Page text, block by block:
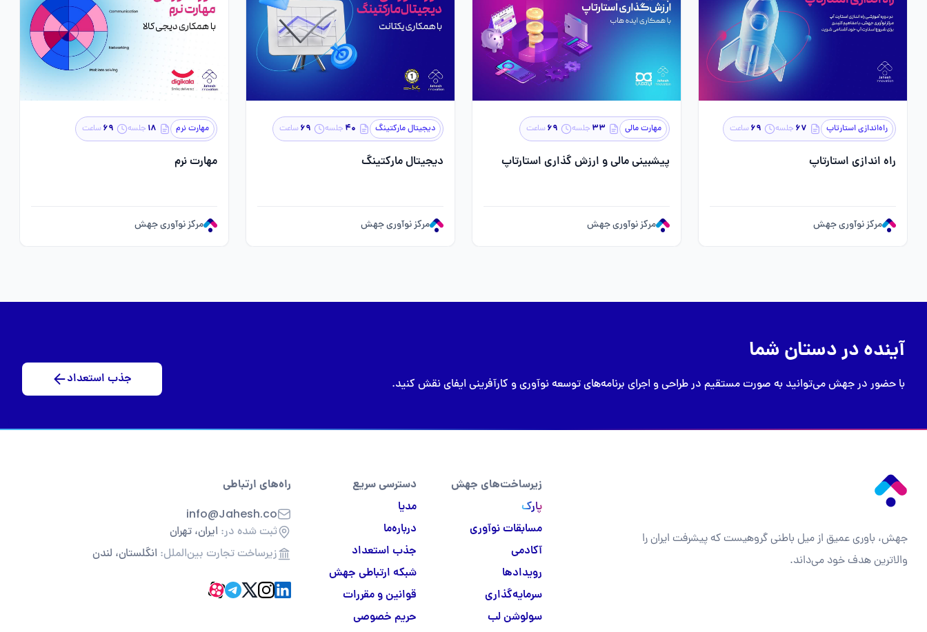
راه‌اندازی استارتاپ ۶۷ جلسه ۶۹ساعت
راه اندازی استارتاپ
مرکز نوآوری جهش
مهارت مالی ۳۳ جلسه ۶۹ساعت
پیشبینی مالی و ارزش گذاری استارتاپ
مرکز نوآوری جهش
دیجیتال مارکتینگ ۴۰ جلسه ۶۹ساعت
دیجیتال مارکتینگ
مرکز نوآوری جهش
مهارت نرم ۱۸ جلسه ۶۹ساعت
مهارت نرم
مرکز نوآوری جهش
آینده در دستان شما
با حضور در جهش می‌توانید به صورت مستقیم در طراحی و اجرای برنامه‌های توسعه نوآوری و کارآفرینی ایفای نقش کنید. جذب استعداد
جهش، باوری عمیق از میل باطنی گروهیست که پیشرفت ایران را
والاترین هدف خود می‌داند.
زیرساخت‌های جهش
پارک
مسابقات نوآوری
آکادمی
رویدادها
سرمایه‌گذاری
سولوشن لب
دسترسی سریع
مدیا
درباره‌ما
جذب استعداد
شبکه ارتباطی جهش
قوانین و مقررات
حریم خصوصی
راه‌های ارتباطی
info@Jahesh.co
ثبت شده در: ایران، تهران
زیرساخت تجارت بین‌الملل: انگلستان، لندن